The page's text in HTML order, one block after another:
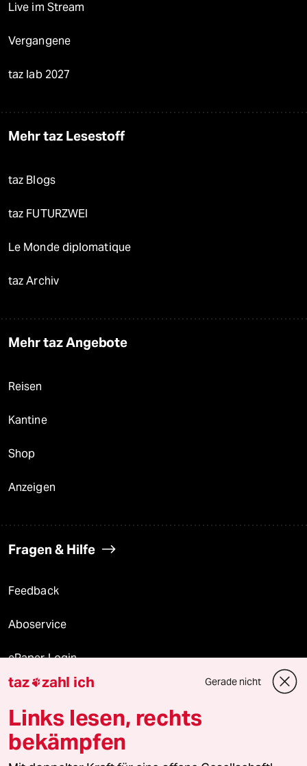
Live im Stream
Vergangene
taz lab 2027
Mehr taz Lesestoff
taz Blogs
taz FUTURZWEI
Le Monde diplomatique
taz Archiv
Mehr taz Angebote
Reisen
Kantine
Shop
Anzeigen
Fragen & Hilfe
Feedback
Aboservice
ePaper Login
Downloads für Abonnierende
© 2026 taz Verlags und Vertriebs GmbH
taz zahl ich Gerade nicht
Links lesen, rechts
bekämpfen